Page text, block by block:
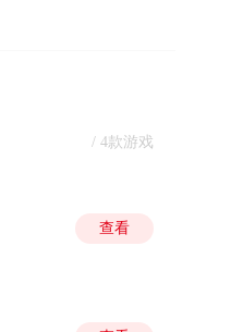
/ 4款游戏
查看